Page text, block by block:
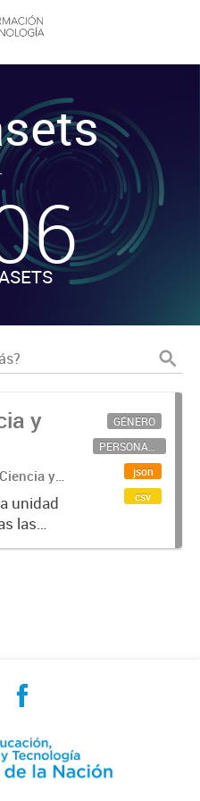
y
y
unidad
las
GÉNERO
PERSONAL CIENTÍFICO-TECNOLÓGICO
json
csv